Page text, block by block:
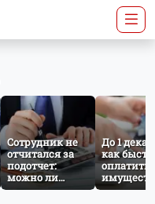
Сотрудник не
отчитался за
подотчет:
можно ли
удержать
До 1
как
оплатить
налог за